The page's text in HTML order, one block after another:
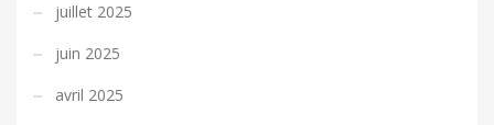
juillet 2025
juin 2025
avril 2025